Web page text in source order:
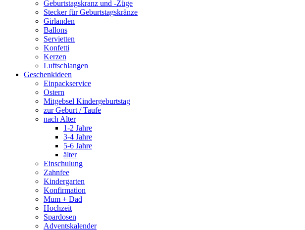
Geburtstagskranz und -Züge
Stecker für Geburtstagskränze
Girlanden
Ballons
Servietten
Konfetti
Kerzen
Luftschlangen
Geschenkideen
Einpackservice
Ostern
Mitgebsel Kindergeburtstag
zur Geburt / Taufe
nach Alter
1-2 Jahre
3-4 Jahre
5-6 Jahre
älter
Einschulung
Zahnfee
Kindergarten
Konfirmation
Mum + Dad
Hochzeit
Spardosen
Adventskalender